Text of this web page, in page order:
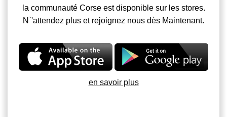
la communauté Corse est disponible sur les stores.
N`'attendez plus et rejoignez nous dès Maintenant.
en savoir plus